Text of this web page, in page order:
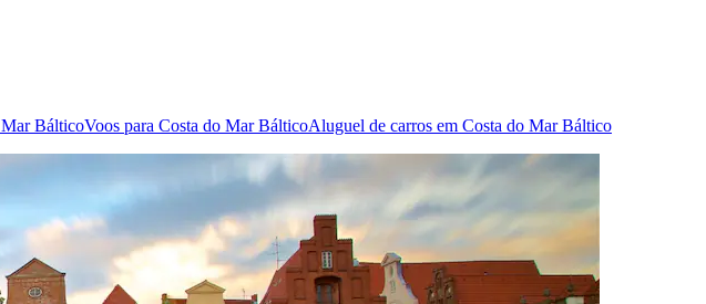
Mar BálticoVoos para Costa do Mar BálticoAluguel de carros em Costa do Mar Báltico